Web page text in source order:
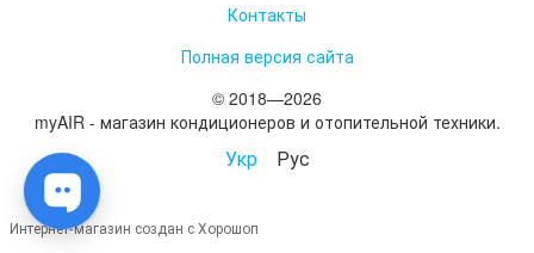
Контакты
Полная версия сайта
© 2018—2026
myAIR - магазин кондиционеров и отопительной техники.
Укр Рус
Интернет-магазин создан с Хорошоп